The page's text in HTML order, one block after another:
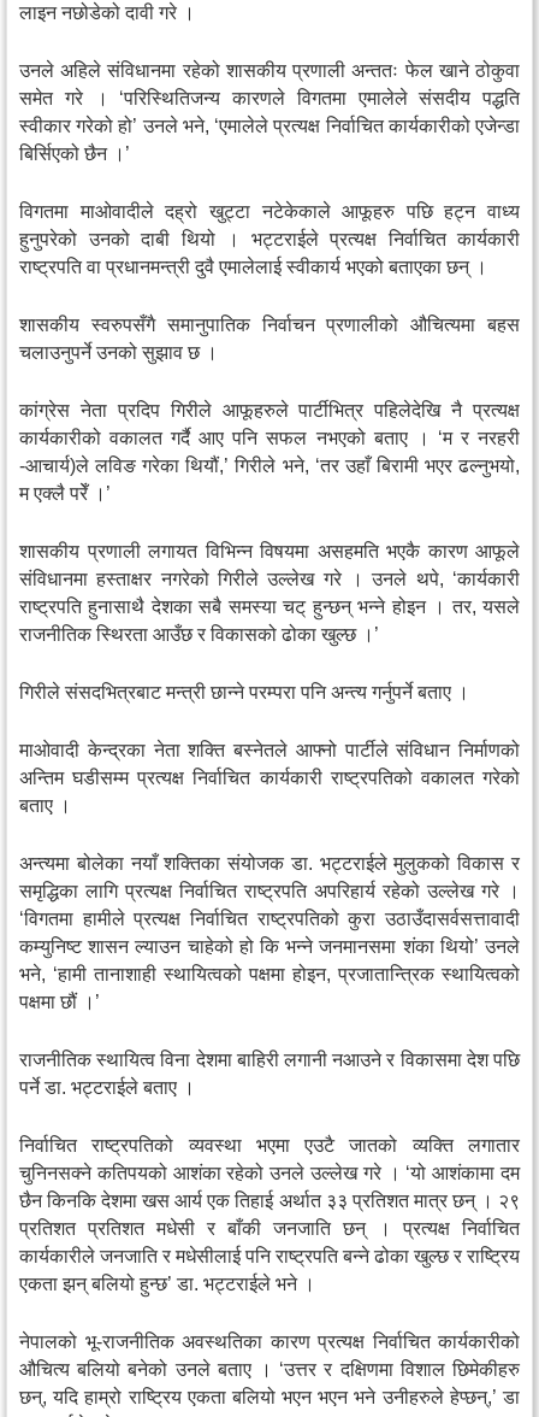
लाइन नछोडेको दावी गरे ।
उनले अहिले संविधानमा रहेको शासकीय प्रणाली अन्ततः फेल खाने ठोकुवा
समेत गरे । ‘परिस्थितिजन्य कारणले विगतमा एमालेले संसदीय पद्धति
स्वीकार गरेको हो’ उनले भने, ‘एमालेले प्रत्यक्ष निर्वाचित कार्यकारीको एजेन्डा
बिर्सिएको छैन ।’
विगतमा माओवादीले दह्रो खुट्टा नटेकेकाले आफूहरु पछि हट्न वाध्य
हुनुपरेको उनको दाबी थियो । भट्टराईले प्रत्यक्ष निर्वाचित कार्यकारी
राष्ट्रपति वा प्रधानमन्त्री दुवै एमालेलाई स्वीकार्य भएको बताएका छन् ।
शासकीय स्वरुपसँगै समानुपातिक निर्वाचन प्रणालीको औचित्यमा बहस
चलाउनुपर्ने उनको सुझाव छ ।
कांग्रेस नेता प्रदिप गिरीले आफूहरुले पार्टीभित्र पहिलेदेखि नै प्रत्यक्ष
कार्यकारीको वकालत गर्दै आए पनि सफल नभएको बताए । ‘म र नरहरी
-आचार्य)ले लविङ गरेका थियौं,’ गिरीले भने, ‘तर उहाँ बिरामी भएर ढल्नुभयो,
म एक्लै परेँ ।’
शासकीय प्रणाली लगायत विभिन्न विषयमा असहमति भएकै कारण आफूले
संविधानमा हस्ताक्षर नगरेको गिरीले उल्लेख गरे । उनले थपे, ‘कार्यकारी
राष्ट्रपति हुनासाथै देशका सबै समस्या चट् हुन्छन् भन्ने होइन । तर, यसले
राजनीतिक स्थिरता आउँछ र विकासको ढोका खुल्छ ।’
गिरीले संसदभित्रबाट मन्त्री छान्ने परम्परा पनि अन्त्य गर्नुपर्ने बताए ।
माओवादी केन्द्रका नेता शक्ति बस्नेतले आफ्नो पार्टीले संविधान निर्माणको
अन्तिम घडीसम्म प्रत्यक्ष निर्वाचित कार्यकारी राष्ट्रपतिको वकालत गरेको
बताए ।
अन्त्यमा बोलेका नयाँ शक्तिका संयोजक डा. भट्टराईले मुलुकको विकास र
समृद्धिका लागि प्रत्यक्ष निर्वाचित राष्ट्रपति अपरिहार्य रहेको उल्लेख गरे ।
‘विगतमा हामीले प्रत्यक्ष निर्वाचित राष्ट्रपतिको कुरा उठाउँदासर्वसत्तावादी
कम्युनिष्ट शासन ल्याउन चाहेको हो कि भन्ने जनमानसमा शंका थियो’ उनले
भने, ‘हामी तानाशाही स्थायित्वको पक्षमा होइन, प्रजातान्त्रिक स्थायित्वको
पक्षमा छौं ।’
राजनीतिक स्थायित्व विना देशमा बाहिरी लगानी नआउने र विकासमा देश पछि
पर्ने डा. भट्टराईले बताए ।
निर्वाचित राष्ट्रपतिको व्यवस्था भएमा एउटै जातको व्यक्ति लगातार
चुनिनसक्ने कतिपयको आशंका रहेको उनले उल्लेख गरे । ‘यो आशंकामा दम
छैन किनकि देशमा खस आर्य एक तिहाई अर्थात ३३ प्रतिशत मात्र छन् । २९
प्रतिशत प्रतिशत मधेसी र बाँकी जनजाति छन् । प्रत्यक्ष निर्वाचित
कार्यकारीले जनजाति र मधेसीलाई पनि राष्ट्रपति बन्ने ढोका खुल्छ र राष्ट्रिय
एकता झन् बलियो हुन्छ’ डा. भट्टराईले भने ।
नेपालको भू-राजनीतिक अवस्थतिका कारण प्रत्यक्ष निर्वाचित कार्यकारीको
औचित्य बलियो बनेको उनले बताए । ‘उत्तर र दक्षिणमा विशाल छिमेकीहरु
छन्, यदि हाम्रो राष्ट्रिय एकता बलियो भएन भएन भने उनीहरुले हेप्छन्,’ डा